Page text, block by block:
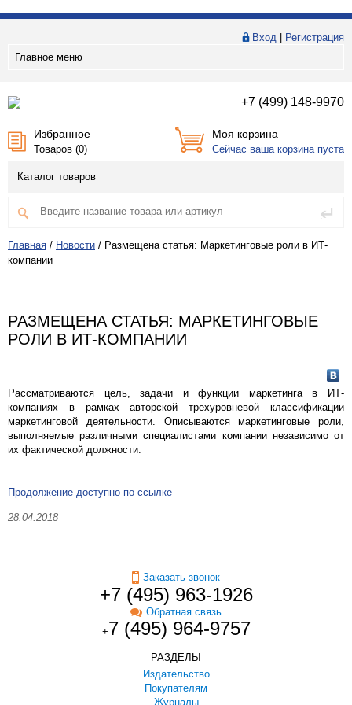
Вход
Регистрация
Главное меню
+7 (499) 148-9970
Избранное
Товаров (0)
Моя корзина
Сейчас ваша корзина пуста
Каталог товаров
Главная / Новости / Размещена статья: Маркетинговые роли в ИТ-
компании
РАЗМЕЩЕНА СТАТЬЯ: МАРКЕТИНГОВЫЕ
РОЛИ В ИТ-КОМПАНИИ
Рассматриваются цель, задачи и функции маркетинга в ИТ-
компаниях в рамках авторской трехуровневой классификации
маркетинговой деятельности. Описываются маркетинговые роли,
выполняемые различными специалистами компании независимо от
их фактической должности.
Продолжение доступно по ссылке
28.04.2018
Заказать звонок
+7 (495) 963-1926
Обратная связь
+7 (495) 964-9757
РАЗДЕЛЫ
Издательство
Покупателям
Журналы